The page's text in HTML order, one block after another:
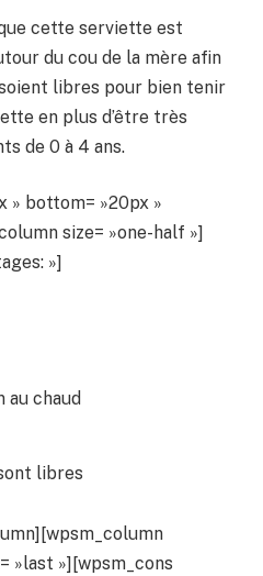
cette serviette est
du cou de la mère afin
libres pour bien tenir
en plus d’être très
de 0 à 4 ans.
» bottom= »20px »
size= »one-half »]
»]
chaud
libres
»last »][wpsm_cons